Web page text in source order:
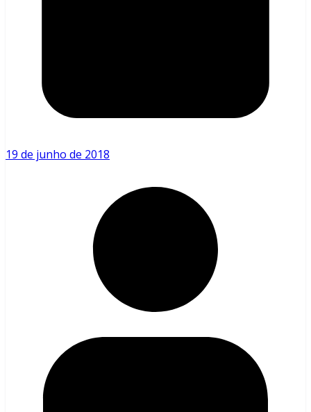
19 de junho de 2018